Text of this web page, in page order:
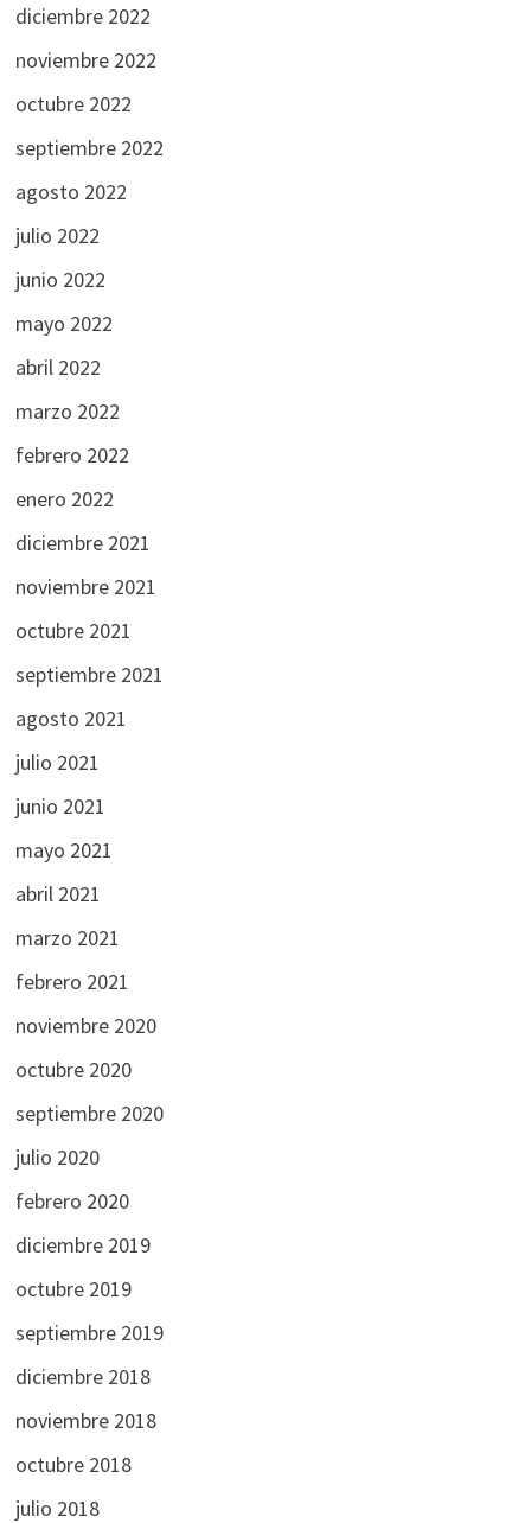
diciembre 2022
noviembre 2022
octubre 2022
septiembre 2022
agosto 2022
julio 2022
junio 2022
mayo 2022
abril 2022
marzo 2022
febrero 2022
enero 2022
diciembre 2021
noviembre 2021
octubre 2021
septiembre 2021
agosto 2021
julio 2021
junio 2021
mayo 2021
abril 2021
marzo 2021
febrero 2021
noviembre 2020
octubre 2020
septiembre 2020
julio 2020
febrero 2020
diciembre 2019
octubre 2019
septiembre 2019
diciembre 2018
noviembre 2018
octubre 2018
julio 2018